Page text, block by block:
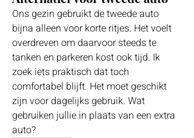
Ons gezin gebruikt de tweede auto
bijna alleen voor korte ritjes. Het voelt
overdreven om daarvoor steeds te
tanken en parkeren kost ook tijd. Ik
zoek iets praktisch dat toch
comfortabel blijft. Het moet geschikt
zijn voor dagelijks gebruik. Wat
gebruiken jullie in plaats van een extra
auto?